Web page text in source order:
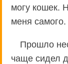
могу кошек.
меня самого.
Прошло
чаще сидел